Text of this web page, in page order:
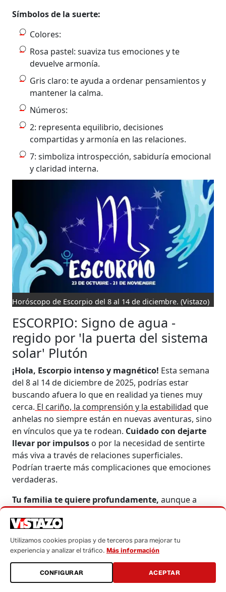
Símbolos de la suerte:
Colores:
Rosa pastel: suaviza tus emociones y te
devuelve armonía.
Gris claro: te ayuda a ordenar pensamientos y
mantener la calma.
Números:
2: representa equilibrio, decisiones
compartidas y armonía en las relaciones.
7: simboliza introspección, sabiduría emocional
y claridad interna.
Horóscopo de Escorpio del 8 al 14 de diciembre. (Vistazo)
ESCORPIO: Signo de agua -
regido por 'la puerta del sistema
solar' Plutón
¡Hola, Escorpio intenso y magnético! Esta semana
del 8 al 14 de diciembre de 2025, podrías estar
buscando afuera lo que en realidad ya tienes muy
cerca. El cariño, la comprensión y la estabilidad que
anhelas no siempre están en nuevas aventuras, sino
en vínculos que ya te rodean. Cuidado con dejarte
llevar por impulsos o por la necesidad de sentirte
más viva a través de relaciones superficiales.
Podrían traerte más complicaciones que emociones
verdaderas.
Tu familia te quiere profundamente,aunque a
seas tú quien levanta barreras sin notarlo,
especialmente en esta época del año que toca
tantas fibras emocionales. Bajar la guardia y
permitirte compartir a tu manera te hará bien. El
no siempre se expresa como esperas,
eso no significa que no esté.
Utilizamos cookies propias y de terceros para mejorar tu
experiencia y analizar el tráfico. Más información
CONFIGURAR ACEPTAR